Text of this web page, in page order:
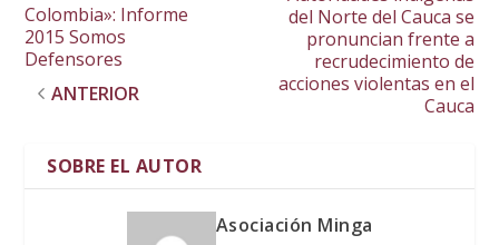
Colombia»: Informe
2015 Somos
Defensores
ANTERIOR
del Norte del Cauca se
pronuncian frente a
recrudecimiento de
acciones violentas en el
Cauca
SOBRE EL AUTOR
Asociación Minga